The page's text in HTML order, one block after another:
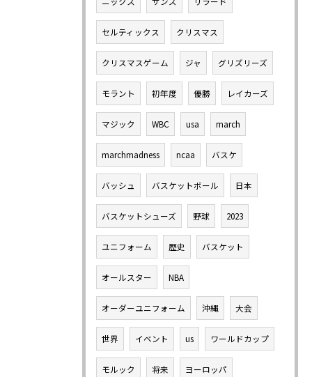
セルティックス クリスマス
クリスマスゲーム ジャ グリズリーズ
モラント 初年度 優勝 レイカーズ
マジック WBC usa march
marchmadness ncaa バスケ
バッシュ バスケットボール 日本
バスケットシューズ 野球 2023
ユニフォーム 歴史 バスケット
オールスター NBA
オーダーユニフォーム 沖縄 大会
世界 イベント us ワールドカップ
モルック 将来 ヨーロッパ